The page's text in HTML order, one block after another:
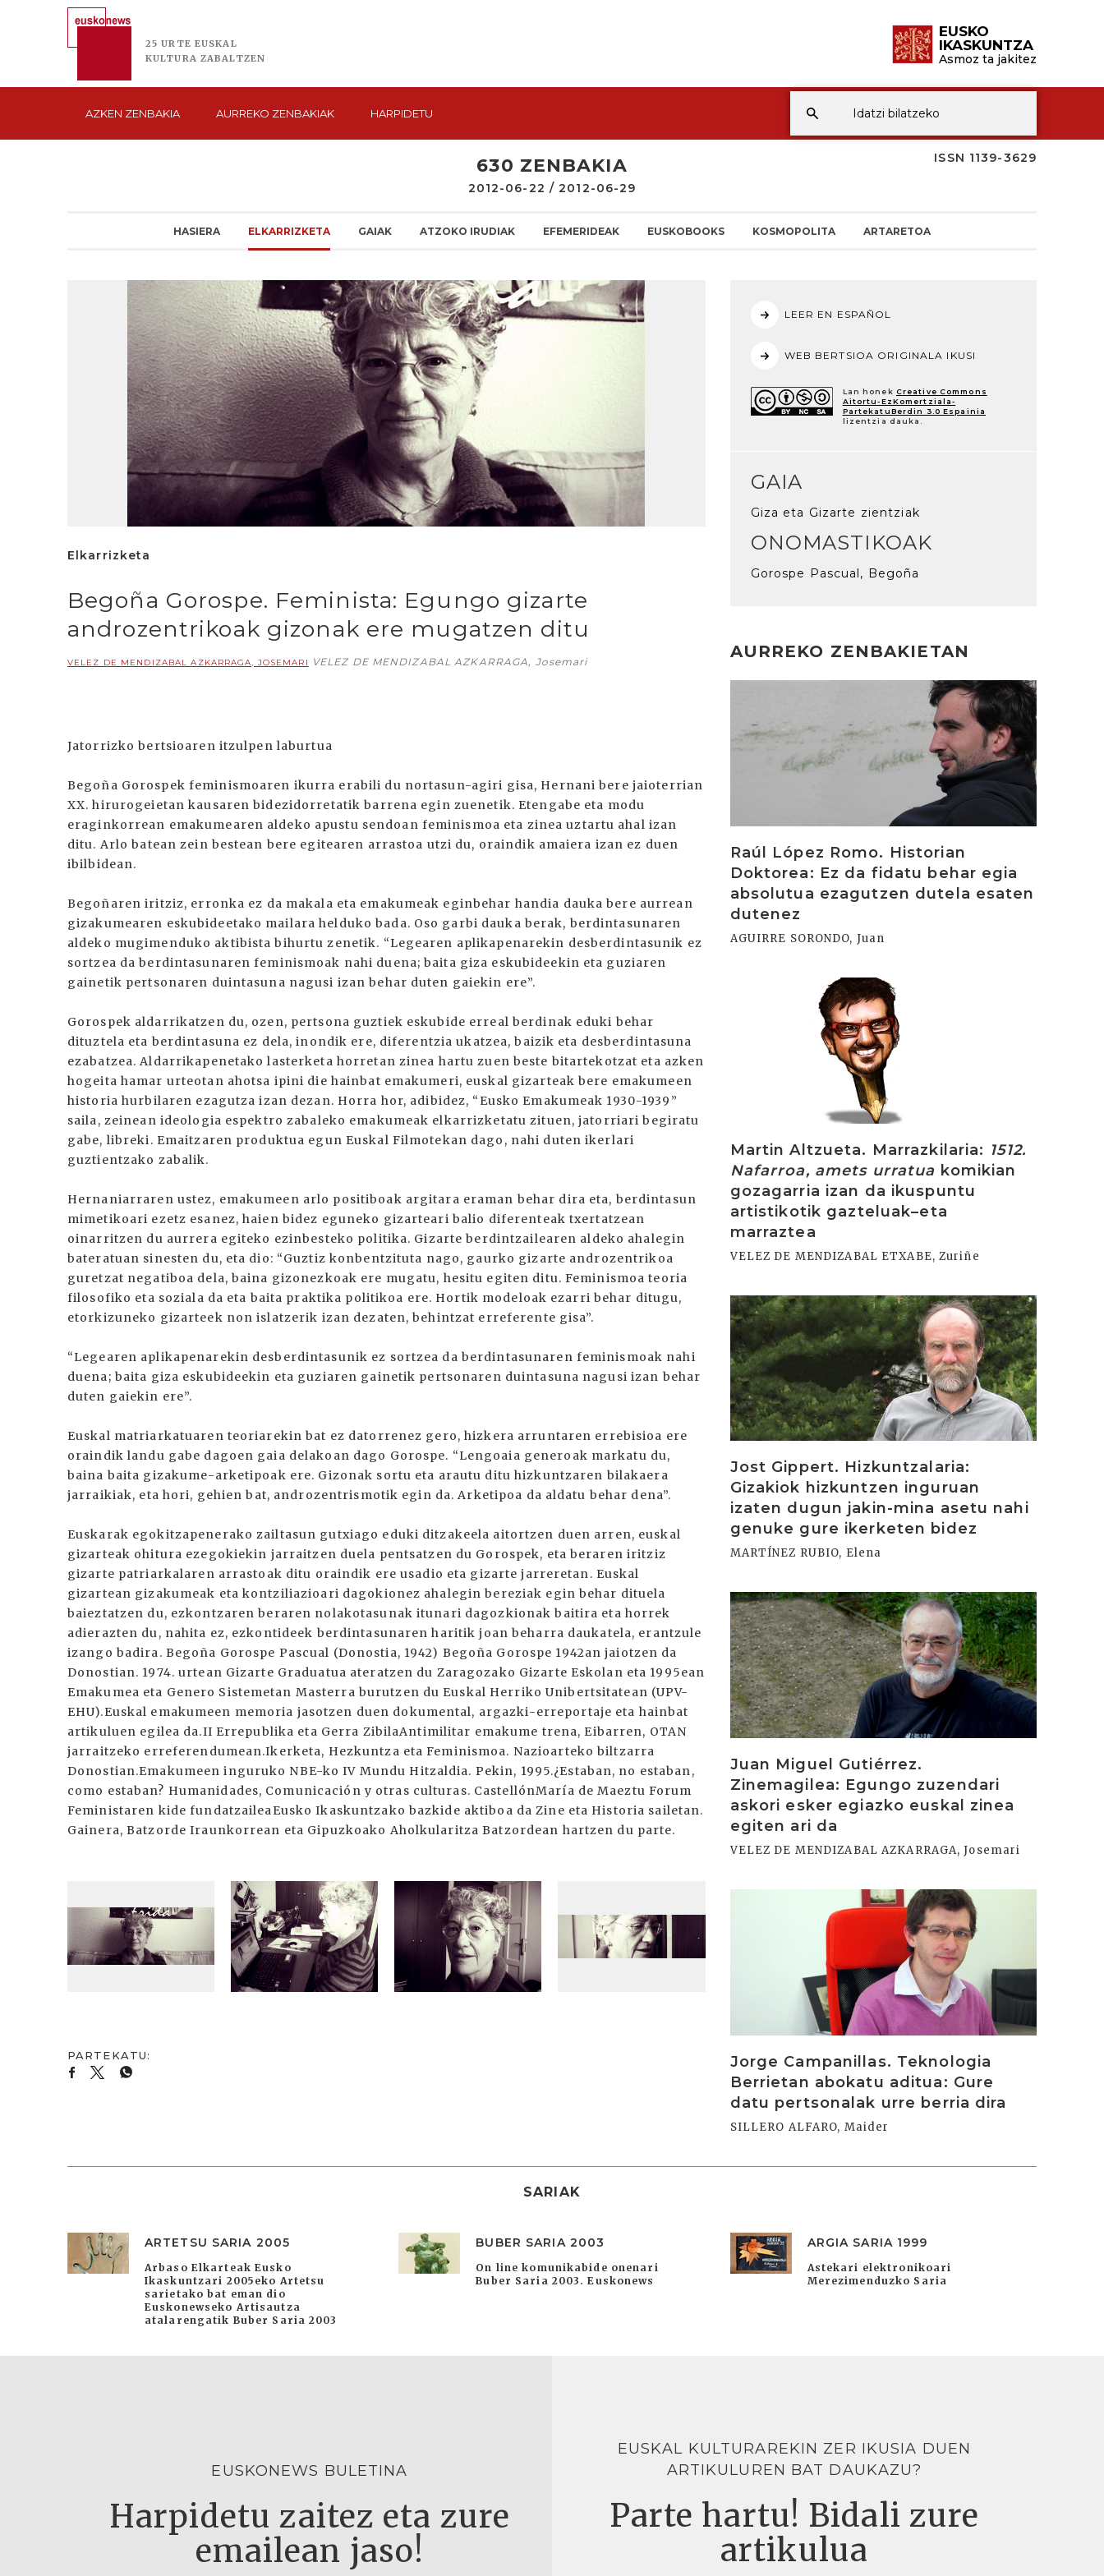
25 URTE EUSKAL
KULTURA ZABALTZEN
EUSKO
IKASKUNTZA
Asmoz ta jakitez
AZKEN ZENBAKIA AURREKO ZENBAKIAK HARPIDETU
ISSN 1139-3629
630 ZENBAKIA
2012-06-22 / 2012-06-29
HASIERA ELKARRIZKETA GAIAK ATZOKO IRUDIAK EFEMERIDEAK EUSKOBOOKS KOSMOPOLITA ARTARETOA
Elkarrizketa
Begoña Gorospe. Feminista: Egungo gizarte
androzentrikoak gizonak ere mugatzen ditu
VELEZ DE MENDIZABAL AZKARRAGA, JOSEMARI VELEZ DE MENDIZABAL AZKARRAGA, Josemari
Jatorrizko bertsioaren itzulpen laburtua
Begoña Gorospek feminismoaren ikurra erabili du nortasun-agiri gisa, Hernani bere jaioterrian
XX. hirurogeietan kausaren bidezidorretatik barrena egin zuenetik. Etengabe eta modu
eraginkorrean emakumearen aldeko apustu sendoan feminismoa eta zinea uztartu ahal izan
ditu. Arlo batean zein bestean bere egitearen arrastoa utzi du, oraindik amaiera izan ez duen
ibilbidean.
Begoñaren iritziz, erronka ez da makala eta emakumeak eginbehar handia dauka bere aurrean
gizakumearen eskubideetako mailara helduko bada. Oso garbi dauka berak, berdintasunaren
aldeko mugimenduko aktibista bihurtu zenetik. “Legearen aplikapenarekin desberdintasunik ez
sortzea da berdintasunaren feminismoak nahi duena; baita giza eskubideekin eta guziaren
gainetik pertsonaren duintasuna nagusi izan behar duten gaiekin ere”.
Gorospek aldarrikatzen du, ozen, pertsona guztiek eskubide erreal berdinak eduki behar
dituztela eta berdintasuna ez dela, inondik ere, diferentzia ukatzea, baizik eta desberdintasuna
ezabatzea. Aldarrikapenetako lasterketa horretan zinea hartu zuen beste bitartekotzat eta azken
hogeita hamar urteotan ahotsa ipini die hainbat emakumeri, euskal gizarteak bere emakumeen
historia hurbilaren ezagutza izan dezan. Horra hor, adibidez, “Eusko Emakumeak 1930-1939”
saila, zeinean ideologia espektro zabaleko emakumeak elkarrizketatu zituen, jatorriari begiratu
gabe, libreki. Emaitzaren produktua egun Euskal Filmotekan dago, nahi duten ikerlari
guztientzako zabalik.
Hernaniarraren ustez, emakumeen arlo positiboak argitara eraman behar dira eta, berdintasun
mimetikoari ezetz esanez, haien bidez eguneko gizarteari balio diferenteak txertatzean
oinarritzen du aurrera egiteko ezinbesteko politika. Gizarte berdintzailearen aldeko ahalegin
bateratuan sinesten du, eta dio: “Guztiz konbentzituta nago, gaurko gizarte androzentrikoa
guretzat negatiboa dela, baina gizonezkoak ere mugatu, hesitu egiten ditu. Feminismoa teoria
filosofiko eta soziala da eta baita praktika politikoa ere. Hortik modeloak ezarri behar ditugu,
etorkizuneko gizarteek non islatzerik izan dezaten, behintzat erreferente gisa”.
“Legearen aplikapenarekin desberdintasunik ez sortzea da berdintasunaren feminismoak nahi
duena; baita giza eskubideekin eta guziaren gainetik pertsonaren duintasuna nagusi izan behar
duten gaiekin ere”.
Euskal matriarkatuaren teoriarekin bat ez datorrenez gero, hizkera arruntaren errebisioa ere
oraindik landu gabe dagoen gaia delakoan dago Gorospe. “Lengoaia generoak markatu du,
baina baita gizakume-arketipoak ere. Gizonak sortu eta arautu ditu hizkuntzaren bilakaera
jarraikiak, eta hori, gehien bat, androzentrismotik egin da. Arketipoa da aldatu behar dena”.
Euskarak egokitzapenerako zailtasun gutxiago eduki ditzakeela aitortzen duen arren, euskal
gizarteak ohitura ezegokiekin jarraitzen duela pentsatzen du Gorospek, eta beraren iritziz
gizarte patriarkalaren arrastoak ditu oraindik ere usadio eta gizarte jarreretan. Euskal
gizartean gizakumeak eta kontziliazioari dagokionez ahalegin bereziak egin behar dituela
baieztatzen du, ezkontzaren beraren nolakotasunak itunari dagozkionak baitira eta horrek
adierazten du, nahita ez, ezkontideek berdintasunaren haritik joan beharra daukatela, erantzule
izango badira. Begoña Gorospe Pascual (Donostia, 1942) Begoña Gorospe 1942an jaiotzen da
Donostian. 1974. urtean Gizarte Graduatua ateratzen du Zaragozako Gizarte Eskolan eta 1995ean
Emakumea eta Genero Sistemetan Masterra burutzen du Euskal Herriko Unibertsitatean (UPV-
EHU).Euskal emakumeen memoria jasotzen duen dokumental, argazki-erreportaje eta hainbat
artikuluen egilea da.II Errepublika eta Gerra ZibilaAntimilitar emakume trena, Eibarren, OTAN
jarraitzeko erreferendumean.Ikerketa, Hezkuntza eta Feminismoa. Nazioarteko biltzarra
Donostian.Emakumeen inguruko NBE-ko IV Mundu Hitzaldia. Pekin, 1995.¿Estaban, no estaban,
como estaban? Humanidades, Comunicación y otras culturas. CastellónMaría de Maeztu Forum
Feministaren kide fundatzaileaEusko Ikaskuntzako bazkide aktiboa da Zine eta Historia sailetan.
Gainera, Batzorde Iraunkorrean eta Gipuzkoako Aholkularitza Batzordean hartzen du parte.
LEER EN ESPAÑOL
WEB BERTSIOA ORIGINALA IKUSI
Lan honek Creative Commons
Aitortu-EzKomertziala-
PartekatuBerdin 3.0 Espainia
lizentzia dauka.
GAIA
Giza eta Gizarte zientziak
ONOMASTIKOAK
Gorospe Pascual, Begoña
AURREKO ZENBAKIETAN
Raúl López Romo. Historian
Doktorea: Ez da fidatu behar egia
absolutua ezagutzen dutela esaten
dutenez
AGUIRRE SORONDO, Juan
Martin Altzueta. Marrazkilaria: 1512.
Nafarroa, amets urratua komikian
gozagarria izan da ikuspuntu
artistikotik gazteluak–eta
marraztea
VELEZ DE MENDIZABAL ETXABE, Zuriñe
Jost Gippert. Hizkuntzalaria:
Gizakiok hizkuntzen inguruan
izaten dugun jakin-mina asetu nahi
genuke gure ikerketen bidez
MARTÍNEZ RUBIO, Elena
Irakurri
Juan Miguel Gutiérrez.
Zinemagilea: Egungo zuzendari
askori esker egiazko euskal zinea
egiten ari da
VELEZ DE MENDIZABAL AZKARRAGA, Josemari
Irakurri
Jorge Campanillas. Teknologia
Berrietan abokatu aditua: Gure
datu pertsonalak urre berria dira
SILLERO ALFARO, Maider
SARIAK
ARTETSU SARIA 2005
Arbaso Elkarteak Eusko
Ikaskuntzari 2005eko Artetsu
sarietako bat eman dio
Euskonewseko Artisautza
atalarengatik Buber Saria 2003
BUBER SARIA 2003
On line komunikabide onenari
Buber Saria 2003. Euskonews
ARGIA SARIA 1999
Astekari elektronikoari
Merezimenduzko Saria
EUSKONEWS BULETINA
Harpidetu zaitez eta zure
emailean jaso!
EUSKAL KULTURAREKIN ZER IKUSIA DUEN
ARTIKULUREN BAT DAUKAZU?
Parte hartu! Bidali zure
artikulua